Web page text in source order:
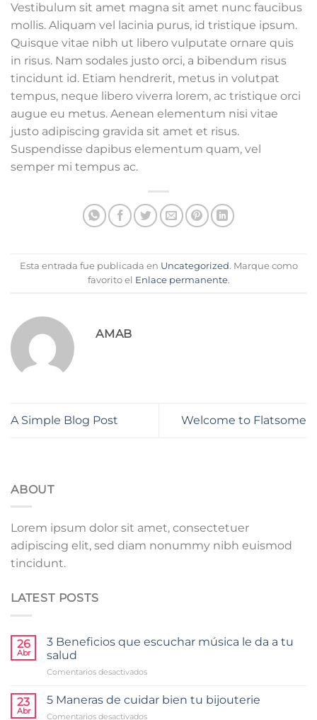
Vestibulum sit amet magna sit amet nunc faucibus
mollis. Aliquam vel lacinia purus, id tristique ipsum.
Quisque vitae nibh ut libero vulputate ornare quis
in risus. Nam sodales justo orci, a bibendum risus
tincidunt id. Etiam hendrerit, metus in volutpat
tempus, neque libero viverra lorem, ac tristique orci
augue eu metus. Aenean elementum nisi vitae
justo adipiscing gravida sit amet et risus.
Suspendisse dapibus elementum quam, vel
semper mi tempus ac.
Esta entrada fue publicada en Uncategorized. Marque como
favorito el Enlace permanente.
AMAB
A Simple Blog Post Welcome to Flatsome
ABOUT
Lorem ipsum dolor sit amet, consectetuer
adipiscing elit, sed diam nonummy nibh euismod
tincidunt.
LATEST POSTS
26
Abr
3 Beneficios que escuchar música le da a tu
salud
Comentarios desactivadosen
Beneficios
que
23
Abr
5 Maneras de cuidar bien tu bijouterie
Comentarios desactivadosen